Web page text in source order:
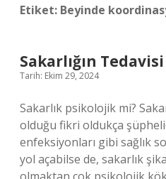
Etiket: Beyinde
Sakarlığın Tedavisi
Tarih: Ekim 29, 2024
Sakarlık psikolojik mi?
olduğu fikri oldukça
enfeksiyonları gibi sağlık
yol açabilse de, sakarlık